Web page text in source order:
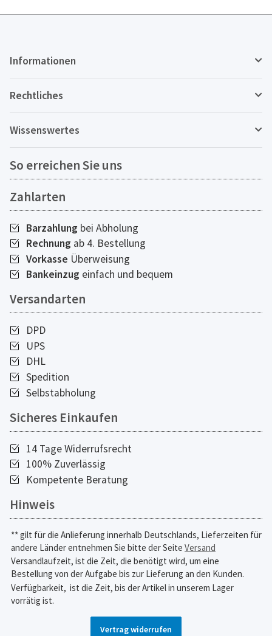
Informationen
Rechtliches
Wissenswertes
So erreichen Sie uns
Zahlarten
Barzahlung bei Abholung
Rechnung ab 4. Bestellung
Vorkasse Überweisung
Bankeinzug einfach und bequem
Versandarten
DPD
UPS
DHL
Spedition
Selbstabholung
Sicheres Einkaufen
14 Tage Widerrufsrecht
100% Zuverlässig
Kompetente Beratung
Hinweis
** gilt für die Anlieferung innerhalb Deutschlands, Lieferzeiten für
andere Länder entnehmen Sie bitte der Seite Versand
Versandlaufzeit, ist die Zeit, die benötigt wird, um eine
Bestellung von der Aufgabe bis zur Lieferung an den Kunden.
Verfügbarkeit, ist die Zeit, bis der Artikel in unserem Lager
vorrätig ist.
Vertrag widerrufen